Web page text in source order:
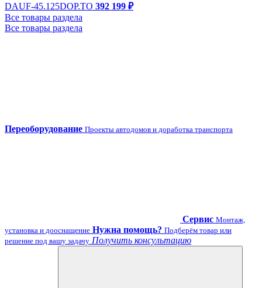
DAUF-45.125DOP.TO 392 199 ₽
Все товары раздела
Все товары раздела
Переоборудование Проекты автодомов и доработка транспорта
Сервис Монтаж,
установка и дооснащение Нужна помощь? Подберём товар или
решение под вашу задачу Получить консультацию